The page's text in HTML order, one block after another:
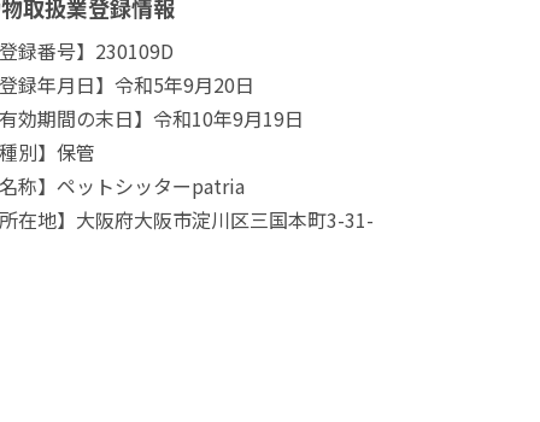
取扱業登録情報
録番号】230109D
録年月日】令和5年9月20日
効期間の末日】令和10年9月19日
別】保管
称】ペットシッターpatria
在地】大阪府大阪市淀川区三国本町3-31-